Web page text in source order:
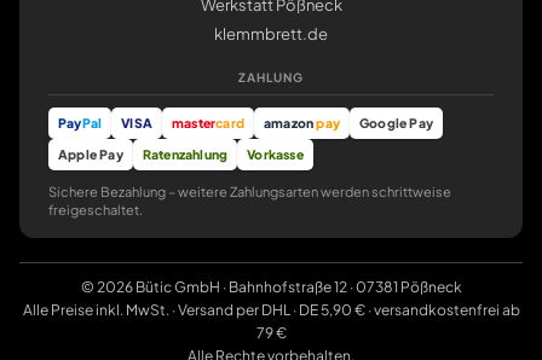
Werkstatt Pößneck
klemmbrett.de
ZAHLUNG
PayPal VISA mastercard amazonpay
Google Pay
Apple Pay
Ratenzahlung Vorkasse
Sichere Bezahlung – weitere Zahlungsarten werden schrittweise
freigeschaltet.
© 2026 Bütic GmbH · Bahnhofstraße 12 · 07381 Pößneck
Alle Preise inkl. MwSt. · Versand per DHL · DE 5,90 € · versandkostenfrei ab
79 €
Alle Rechte vorbehalten.